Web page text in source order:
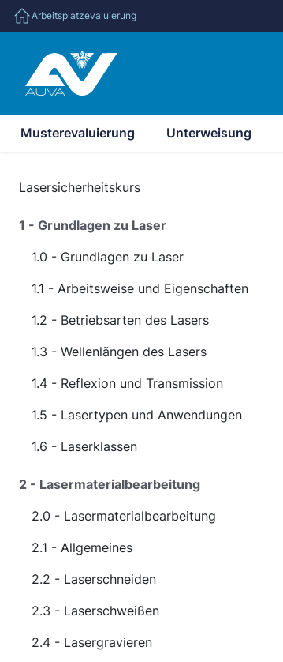
Arbeitsplatzevaluierung
Musterevaluierung Unterweisung
Lasersicherheitskurs
1 - Grundlagen zu Laser
1.0 - Grundlagen zu Laser
1.1 - Arbeitsweise und Eigenschaften
1.2 - Betriebsarten des Lasers
1.3 - Wellenlängen des Lasers
1.4 - Reflexion und Transmission
1.5 - Lasertypen und Anwendungen
1.6 - Laserklassen
2 - Lasermaterialbearbeitung
2.0 - Lasermaterialbearbeitung
2.1 - Allgemeines
2.2 - Laserschneiden
2.3 - Laserschweißen
2.4 - Lasergravieren